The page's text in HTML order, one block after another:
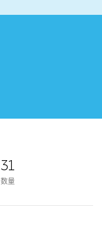
31
数量